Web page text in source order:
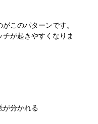
このパターンです。
が起きやすくなりま
が分かれる